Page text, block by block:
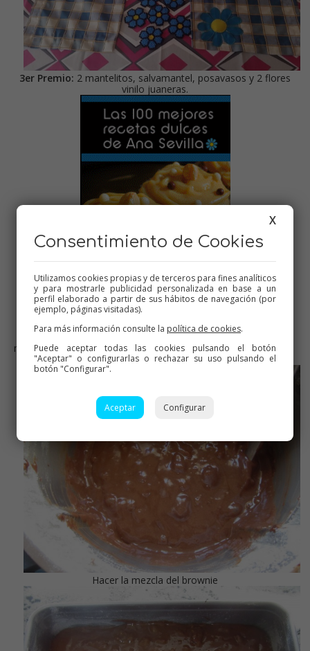
3er Premio: 2 mantelitos, salvamantel, posavasos y 2 flores
vinilo juaneras.
Mis libros para Thermomix, dulce y salado
más info: haorion@hotmail.com
Hacer la mezcla del brownie
X
Consentimiento de Cookies
Utilizamos cookies propias y de terceros para fines analíticos
y para mostrarle publicidad personalizada en base a un
perfil elaborado a partir de sus hábitos de navegación (por
ejemplo, páginas visitadas).
Para más información consulte la política de cookies.
Puede aceptar todas las cookies pulsando el botón
"Aceptar" o configurarlas o rechazar su uso pulsando el
botón "Configurar".
Aceptar Configurar